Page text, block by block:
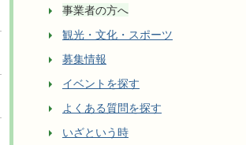
事業者の方へ
観光・文化・スポーツ
募集情報
イベントを探す
よくある質問を探す
いざという時